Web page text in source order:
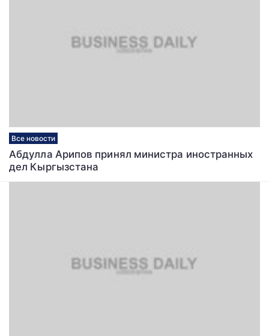
Все новости
Абдулла Арипов принял министра иностранных
дел Кыргызстана